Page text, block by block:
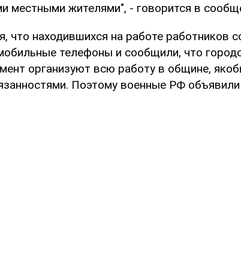
местными жителями", - говорится в
что находившихся на работе работников
телефоны и сообщили, что
организуют всю работу в общине,
Поэтому военные РФ